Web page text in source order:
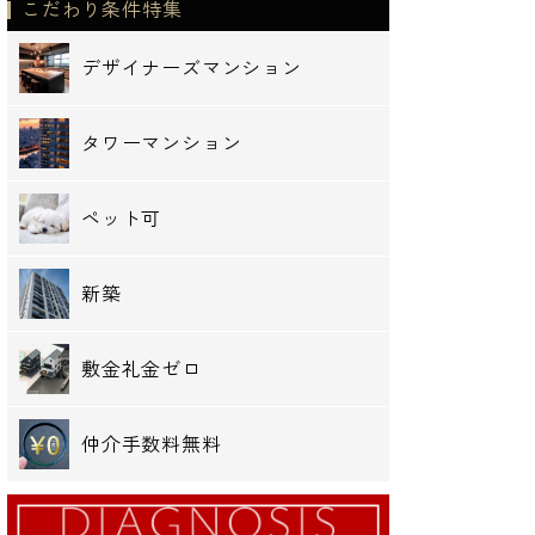
こだわり条件特集
デザイナーズマンション
タワーマンション
ペット可
新築
敷金礼金ゼロ
仲介手数料無料